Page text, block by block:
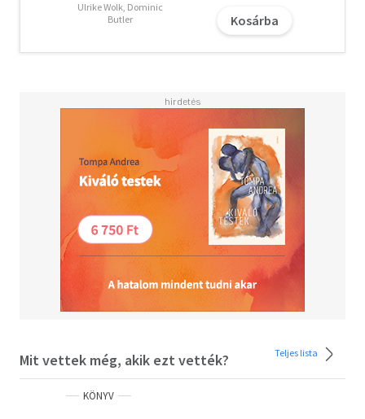
Ulrike Wolk, Dominic
Butler
Kosárba
Mit vettek még, akik ezt vették? Teljes lista
KÖNYV